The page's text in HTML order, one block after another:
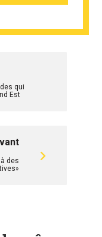
qui
Est
des